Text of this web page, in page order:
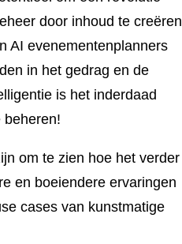
door inhoud te creëren
AI evenementenplanners
in het gedrag en de
is het inderdaad
beheren!
om te zien hoe het verder
en boeiendere ervaringen
cases van kunstmatige